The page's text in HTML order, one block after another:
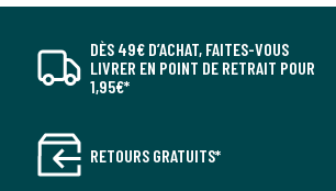
DÈS 49€ D’ACHAT, FAITES-VOUS
LIVRER EN POINT DE RETRAIT POUR
1,95€*
RETOURS GRATUITS*